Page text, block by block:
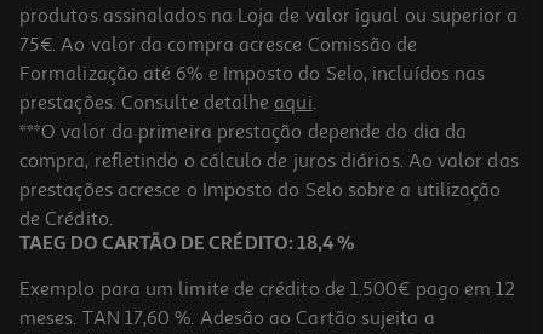
produtos assinalados na Loja de valor igual ou superior a
75€. Ao valor da compra acresce Comissão de
Formalização até 6% e Imposto do Selo, incluídos nas
prestações. Consulte detalhe aqui.
***O valor da primeira prestação depende do dia da
compra, refletindo o cálculo de juros diários. Ao valor das
prestações acresce o Imposto do Selo sobre a utilização
de Crédito.
TAEG DO CARTÃO DE CRÉDITO: 18,4 %
Exemplo para um limite de crédito de 1.500€ pago em 12
meses. TAN 17,60 %. Adesão ao Cartão sujeita a